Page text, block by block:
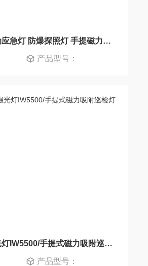
移动应急灯 防爆探照灯 手提磁力强光灯
产品型号：
强光灯IW5500/手提式磁力吸附巡检灯
产品型号：